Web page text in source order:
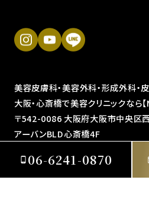
美容皮膚科・美容外科・形成外科・
大阪・心斎橋で美容クリニックなら
〒542-0086 大阪府大阪市中央区
アーバンBLD心斎橋4F
©大阪・心斎橋で美容クリ
06-6241-0870